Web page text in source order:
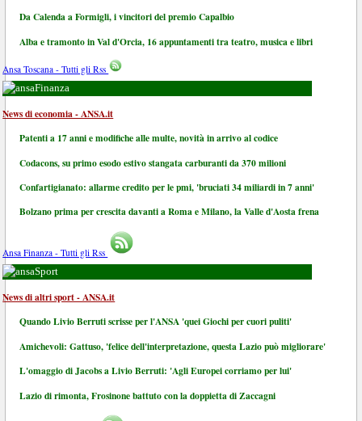
Da Calenda a Formigli, i vincitori del premio Capalbio
Alba e tramonto in Val d'Orcia, 16 appuntamenti tra teatro, musica e libri
Ansa Toscana - Tutti gli Rss
Finanza
News di economia - ANSA.it
Patenti a 17 anni e modifiche alle multe, novità in arrivo al codice
Codacons, su primo esodo estivo stangata carburanti da 370 milioni
Confartigianato: allarme credito per le pmi, 'bruciati 34 miliardi in 7 anni'
Bolzano prima per crescita davanti a Roma e Milano, la Valle d'Aosta frena
Ansa Finanza - Tutti gli Rss
Sport
News di altri sport - ANSA.it
Quando Livio Berruti scrisse per l'ANSA 'quei Giochi per cuori puliti'
Amichevoli: Gattuso, 'felice dell'interpretazione, questa Lazio può migliorare'
L'omaggio di Jacobs a Livio Berruti: 'Agli Europei corriamo per lui'
Lazio di rimonta, Frosinone battuto con la doppietta di Zaccagni